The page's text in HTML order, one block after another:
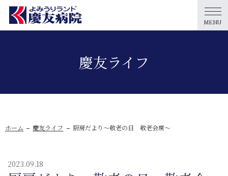
MENU
慶友ライフ
ホーム 慶友ライフ 厨房だより～敬老の日 敬老会席～
2023.09.18